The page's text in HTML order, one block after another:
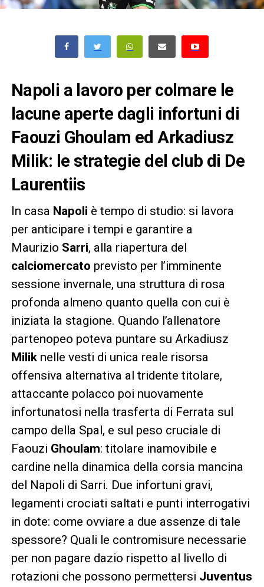
Napoli a lavoro per colmare le
lacune aperte dagli infortuni di
Faouzi Ghoulam ed Arkadiusz
Milik: le strategie del club di De
Laurentiis
In casa Napoli è tempo di studio: si lavora
per anticipare i tempi e garantire a
Maurizio Sarri, alla riapertura del
calciomercato previsto per l’imminente
sessione invernale, una struttura di rosa
profonda almeno quanto quella con cui è
iniziata la stagione. Quando l’allenatore
partenopeo poteva puntare su Arkadiusz
Miliknelle vesti di unica reale risorsa
offensiva alternativa al tridente titolare,
attaccante polacco poi nuovamente
infortunatosi nella trasferta di Ferrata sul
campo della Spal, e sul peso cruciale di
Faouzi Ghoulam: titolare inamovibile e
cardine nella dinamica della corsia mancina
del Napoli di Sarri. Due infortuni gravi,
legamenti crociati saltati e punti interrogativi
in dote: come ovviare a due assenze di tale
spessore? Quali le contromisure necessarie
per non pagare dazio rispetto al livello di
rotazioni che possono permettersi Juventus